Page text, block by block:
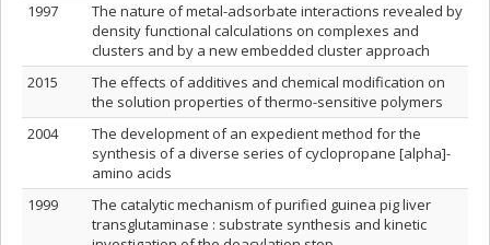
1997
The nature of metal-adsorbate interactions revealed by
density functional calculations on complexes and
clusters and by a new embedded cluster approach
2015
The effects of additives and chemical modification on
the solution properties of thermo-sensitive polymers
2004
The development of an expedient method for the
synthesis of a diverse series of cyclopropane [alpha]-
amino acids
1999
The catalytic mechanism of purified guinea pig liver
transglutaminase : substrate synthesis and kinetic